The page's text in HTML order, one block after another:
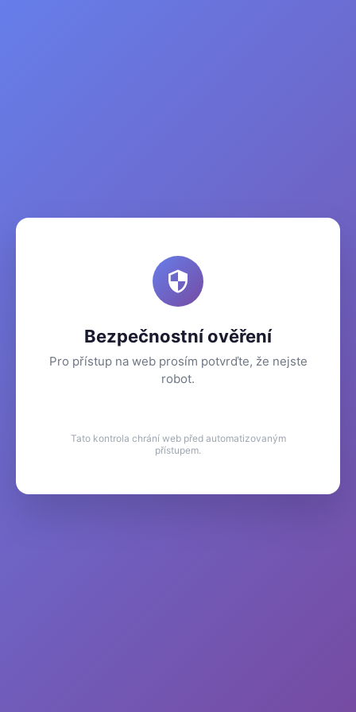
Bezpečnostní ověření
Pro přístup na web prosím potvrďte, že nejste
robot.
Tato kontrola chrání web před automatizovaným
přístupem.